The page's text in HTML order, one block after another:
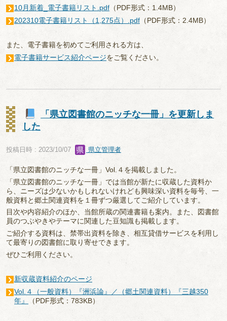
10月新着_電子書籍リスト.pdf （PDF形式：1.4MB）
202310電子書籍リスト（1,275点）.pdf （PDF形式：2.4MB）
また、電子書籍を初めてご利用される方は、
電子書籍サービス紹介ページをご覧ください。
「県立図書館のニッチな一冊」を更新しま
した
投稿日時 : 2023/10/07 県立管理者
「県立図書館のニッチな一冊」Vol.４を掲載しました。
「県立図書館のニッチな一冊」では当館が新たに収蔵した資料か
ら、ニーズは少ないかもしれないけれども興味深い資料を毎号、一
般資料と郷土関連資料を１冊ずつ厳選してご紹介しています。
目次や内容紹介のほか、当館所蔵の関連書籍も案内。また、図書館
員のつぶやきやテーマに関連した豆知識も掲載します。
ご紹介する資料は、禁帯出資料を除き、相互貸借サービスを利用し
て最寄りの図書館に取り寄せできます。
ぜひご利用ください。
新収蔵資料紹介のページ
Vol.４（一般資料）『洲浜論』／（郷土関連資料）『三越350
年』
（PDF形式：783KB）